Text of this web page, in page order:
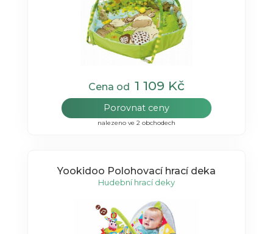
Cena od 1 109 Kč
Porovnat ceny
nalezeno ve 2 obchodech
Yookidoo Polohovací hrací deka
Hudební hrací deky